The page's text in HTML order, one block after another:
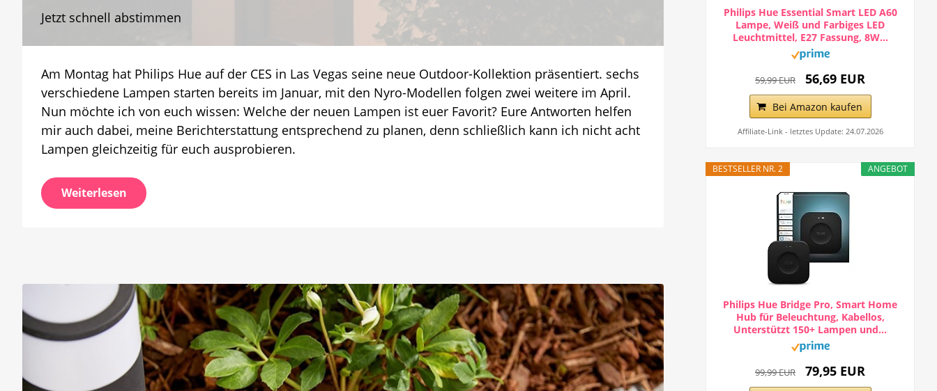
ist
Favorit?
Jetzt schnell abstimmen
Am Montag hat Philips Hue auf der CES in Las Vegas seine neue Outdoor-Kollektion präsentiert. sechs
verschiedene Lampen starten bereits im Januar, mit den Nyro-Modellen folgen zwei weitere im April.
Nun möchte ich von euch wissen: Welche der neuen Lampen ist euer Favorit? Eure Antworten helfen
mir auch dabei, meine Berichterstattung entsprechend zu planen, denn schließlich kann ich nicht acht
Lampen gleichzeitig für euch ausprobieren.
Weiterlesen
Philips Hue Essential Smart LED A60
Lampe, Weiß und Farbiges LED
Leuchtmittel, E27 Fassung, 8W...
59,99 EUR 56,69 EUR
Bei Amazon kaufen
Affiliate-Link - letztes Update: 24.07.2026
ANGEBOT
BESTSELLER NR. 2
Philips Hue Bridge Pro, Smart Home
Hub für Beleuchtung, Kabellos,
Unterstützt 150+ Lampen und...
99,99 EUR 79,95 EUR